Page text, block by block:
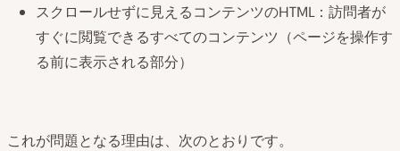
スクロールせずに見えるコンテンツのHTML：訪問者が
すぐに閲覧できるすべてのコンテンツ（ページを操作す
る前に表示される部分）
これが問題となる理由は、次のとおりです。